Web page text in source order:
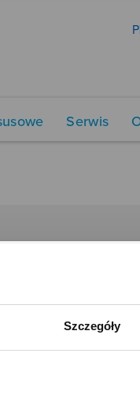
Szczegóły
Serwis
Time
Noble